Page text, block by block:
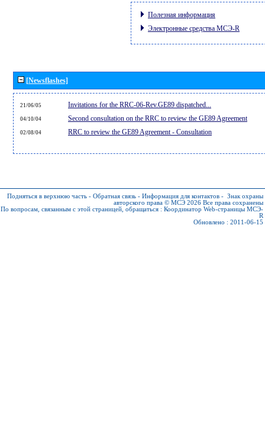
Полезная информация
Электронные средства МСЭ-R
[Newsflashes]
21/06/05 Invitations for the RRC-06-Rev.GE89 dispatched...
04/10/04 Second consultation on the RRC to review the GE89 Agreement
02/08/04 RRC to review the GE89 Agreement - Consultation
Подняться в верхнюю часть - Обратная связь - Информация для контактов - Знак охраны
авторского права © МСЭ 2026 Все права сохранены
По вопросам, связанным с этой страницей, обращаться : Координатор Web-страницы МСЭ-
R
Обновлено : 2011-06-15